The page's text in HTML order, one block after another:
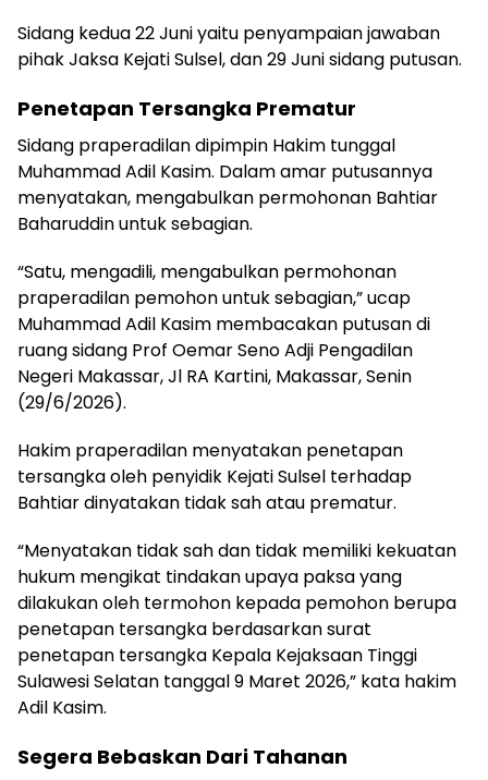
Sidang kedua 22 Juni yaitu penyampaian jawaban
pihak Jaksa Kejati Sulsel, dan 29 Juni sidang putusan.
Penetapan Tersangka Prematur
Sidang praperadilan dipimpin Hakim tunggal
Muhammad Adil Kasim. Dalam amar putusannya
menyatakan, mengabulkan permohonan Bahtiar
Baharuddin untuk sebagian.
“Satu, mengadili, mengabulkan permohonan
praperadilan pemohon untuk sebagian,” ucap
Muhammad Adil Kasim membacakan putusan di
ruang sidang Prof Oemar Seno Adji Pengadilan
Negeri Makassar, Jl RA Kartini, Makassar, Senin
(29/6/2026).
Hakim praperadilan menyatakan penetapan
tersangka oleh penyidik Kejati Sulsel terhadap
Bahtiar dinyatakan tidak sah atau prematur.
“Menyatakan tidak sah dan tidak memiliki kekuatan
hukum mengikat tindakan upaya paksa yang
dilakukan oleh termohon kepada pemohon berupa
penetapan tersangka berdasarkan surat
penetapan tersangka Kepala Kejaksaan Tinggi
Sulawesi Selatan tanggal 9 Maret 2026,” kata hakim
Adil Kasim.
Segera Bebaskan Dari Tahanan